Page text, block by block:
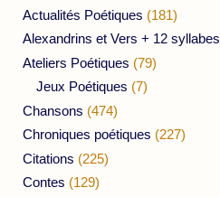
Actualités Poétiques (181)
Alexandrins et Vers + 12 syllabes
Ateliers Poétiques (79)
Jeux Poétiques (7)
Chansons (474)
Chroniques poétiques (227)
Citations (225)
Contes (129)